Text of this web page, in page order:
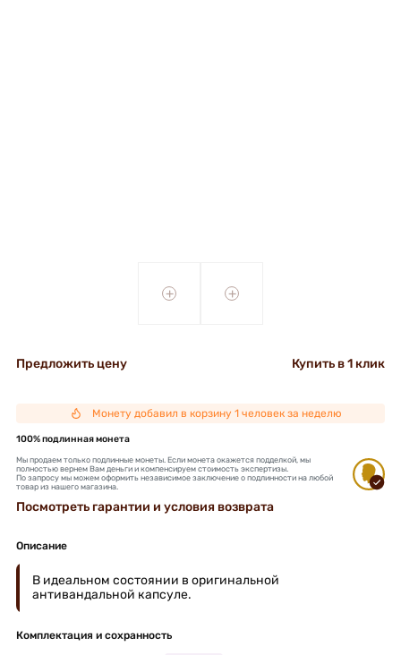
+ +
Предложить цену Купить в 1 клик
Монету добавил в корзину 1 человек за неделю
100% подлинная монета
Мы продаем только подлинные монеты. Если монета окажется подделкой, мы
полностью вернем Вам деньги и компенсируем стоимость экспертизы.
По запросу мы можем оформить независимое заключение о подлинности на любой
товар из нашего магазина.
Посмотреть гарантии и условия возврата
Описание
В идеальном состоянии в оригинальной
антивандальной капсуле.
Комплектация и сохранность